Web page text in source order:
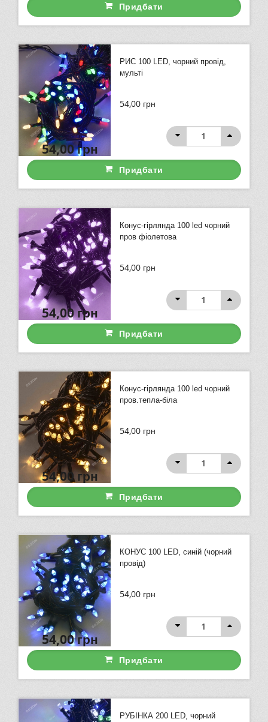
Придбати
РИС 100 LED, чорний провід,
мульті
54,00 грн
54,00грн
Придбати
Конус-гірлянда 100 led чорний
пров фіолетова
54,00 грн
54,00грн
Придбати
Конус-гірлянда 100 led чорний
пров.тепла-біла
54,00 грн
54,00грн
Придбати
КОНУС 100 LED, синій (чорний
провід)
54,00 грн
54,00грн
Придбати
РУБІНКА 200 LED, чорний